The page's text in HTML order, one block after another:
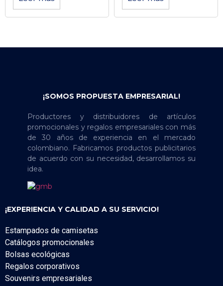
¡SOMOS PROPUESTA EMPRESARIAL!
Productores y distribuidores de artículos
promocionales y regalos empresariales con más
de 30 años de experiencia en el mercado
colombiano. Fabricamos productos publicitarios
de acuerdo con su necesidad, desarrollamos su
idea.
¡EXPERIENCIA Y CALIDAD A SU SERVICIO!
Estampados de camisetas
Catálogos promocionales
Bolsas ecológicas
Regalos corporativos
Souvenirs empresariales